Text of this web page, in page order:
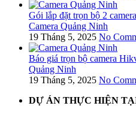
Gói lắp đặt trọn bộ 2
Camera Quảng Ninh
19 Tháng 5, 2025 No
Báo giá trọn bộ camera
Quảng Ninh
19 Tháng 5, 2025 No
DỰ ÁN THỰC HIỆN